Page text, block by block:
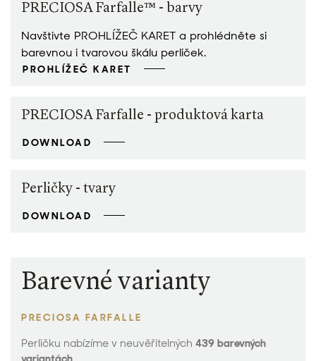
PRECIOSA Farfalle™ - barvy
Navštivte PROHLÍŽEČ KARET a prohlédněte si
barevnou i tvarovou škálu perliček.
PROHLÍŽEČ KARET
PRECIOSA Farfalle - produktová karta
DOWNLOAD
Perličky - tvary
DOWNLOAD
Barevné varianty
PRECIOSA FARFALLE
Perličku nabízíme v neuvěřitelných 439 barevných